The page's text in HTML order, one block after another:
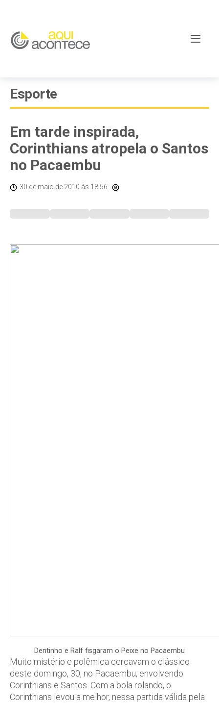
Esporte
Em tarde inspirada,
Corinthians atropela o Santos
no Pacaembu
30 de maio de 2010 às 18:56
Dentinho e Ralf fisgaram o Peixe no Pacaembu
Muito mistério e polêmica cercavam o clássico
deste domingo, 30, no Pacaembu, envolvendo
Corinthians e Santos. Com a bola rolando, o
Corinthians levou a melhor, nessa partida válida pela